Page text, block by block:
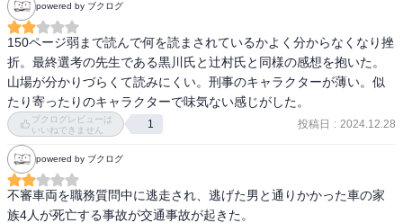
powered by ブクログ
150ページ弱まで読んで何を読まされているかよく分からなくなり挫
折。最終選考の先生である黒川氏と辻村氏と同様の感想を抱いた。
山場が分かりづらくて読みにくい。刑事のキャラクターが薄い。似
たり寄ったりのキャラクターで味気ない感じがした。
ブクログレビューは
いいねできません
1 投稿日 : 2024.12.28
powered by ブクログ
不審車両を職務質問中に逃走され、逃げた男と通りかかった車の家
族4人が死亡する事故が交通事故が起きた。